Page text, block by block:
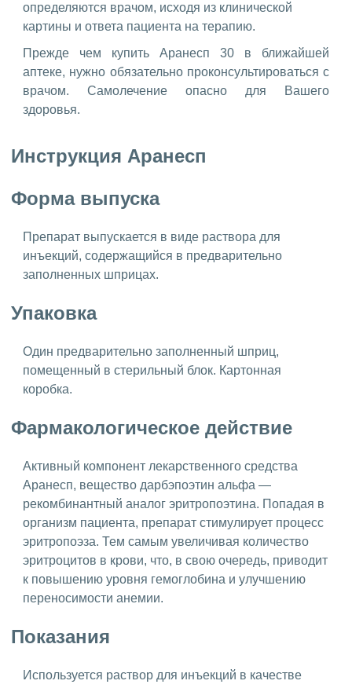
определяются врачом, исходя из клинической
картины и ответа пациента на терапию.
Прежде чем купить Аранесп 30 в ближайшей
аптеке, нужно обязательно проконсультироваться с
врачом. Самолечение опасно для Вашего
здоровья.
Инструкция Аранесп
Форма выпуска
Препарат выпускается в виде раствора для
инъекций, содержащийся в предварительно
заполненных шприцах.
Упаковка
Один предварительно заполненный шприц,
помещенный в стерильный блок. Картонная
коробка.
Фармакологическое действие
Активный компонент лекарственного средства
Аранесп, вещество дарбэпоэтин альфа —
рекомбинантный аналог эритропоэтина. Попадая в
организм пациента, препарат стимулирует процесс
эритропоэза. Тем самым увеличивая количество
эритроцитов в крови, что, в свою очередь, приводит
к повышению уровня гемоглобина и улучшению
переносимости анемии.
Показания
Используется раствор для инъекций в качестве